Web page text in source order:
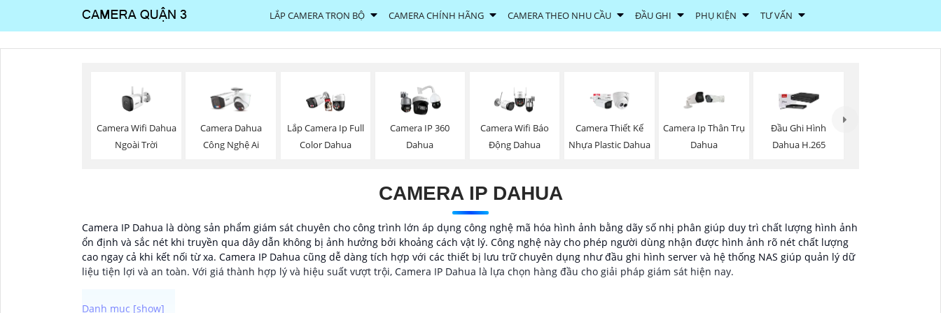
LẮP CAMERA TRỌN BỘ CAMERA CHÍNH HÃNG CAMERA THEO NHU CẦU ĐẦU GHI PHỤ KIỆN TƯ VẤN
Camera Wifi Dahua
Ngoài Trời
Camera Dahua
Công Nghệ Ai
Lắp Camera Ip Full
Color Dahua
Camera IP 360
Dahua
Camera Wifi Báo
Động Dahua
Camera Thiết Kế
Nhựa Plastic Dahua
Camera Ip Thân Trụ
Dahua
Đầu Ghi Hình
Dahua H.265
CAMERA IP DAHUA
Camera IP Dahua là dòng sản phẩm giám sát chuyên cho công trình lớn áp dụng công nghệ mã hóa hình ảnh bằng dãy số nhị phân giúp duy trì chất lượng hình ảnh
ổn định và sắc nét khi truyền qua dây dẫn không bị ảnh hưởng bởi khoảng cách vật lý. Công nghệ này cho phép người dùng nhận được hình ảnh rõ nét chất lượng
cao ngay cả khi kết nối từ xa. Camera IP Dahua cũng dễ dàng tích hợp với các thiết bị lưu trữ chuyên dụng như đầu ghi hình server và hệ thống NAS giúp quản lý dữ
liệu tiện lợi và an toàn. Với giá thành hợp lý và hiệu suất vượt trội, Camera IP Dahua là lựa chọn hàng đầu cho giải pháp giám sát hiện nay.